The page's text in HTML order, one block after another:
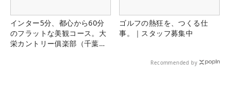
インター5分、都心から60分
のフラットな美観コース。大
栄カントリー俱楽部（千葉
ゴルフの熱狂を、つくる仕
事。｜スタッフ募集中
Recommended by